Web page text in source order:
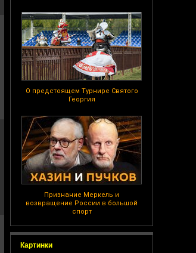
О предстоящем Турнире Святого
Георгия
Признание Меркель и
возвращение России в большой
спорт
Картинки